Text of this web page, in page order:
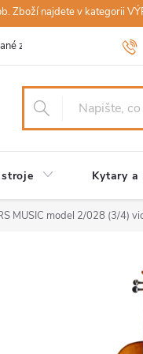
Zboží najdete v kategorii
značky Návody a
Kytary a
MUSIC model 2/028 (3/4)